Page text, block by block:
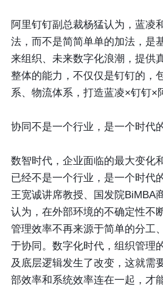
阿里钉钉副总裁杨猛认为，蓝凌
法，而不是简简单单的加法，是
来组织、未来数字化浪潮，提供
整体的能力，不仅仅是钉钉的，
系、物流体系，打造蓝凌×钉钉×
协同不是一个行业，是一个时代
数智时代，企业面临的最大变化
已经不是一个行业，是一个时代
王宽诚讲席教授、国发院BiMBA
认为，在外部环境的不确定性不
管理效率不再来源于简单的分工
于协同。数字化时代，组织管理
及底层逻辑发生了改变，这就需
部效率和系统效率连在一起，才